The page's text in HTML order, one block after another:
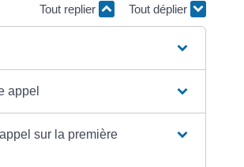
Tout replier Tout déplier
appel
sur la première